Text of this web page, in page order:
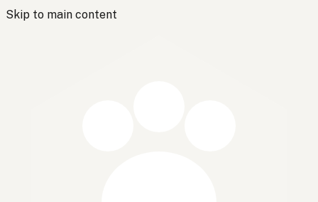
Skip to main content